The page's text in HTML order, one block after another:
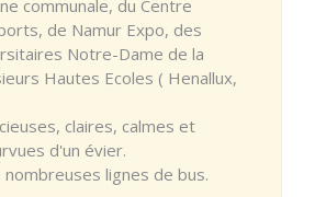
communale, du Centre
de Namur Expo, des
Notre-Dame de la
Hautes Ecoles ( Henallux,
claires, calmes et
d'un évier.
lignes de bus.